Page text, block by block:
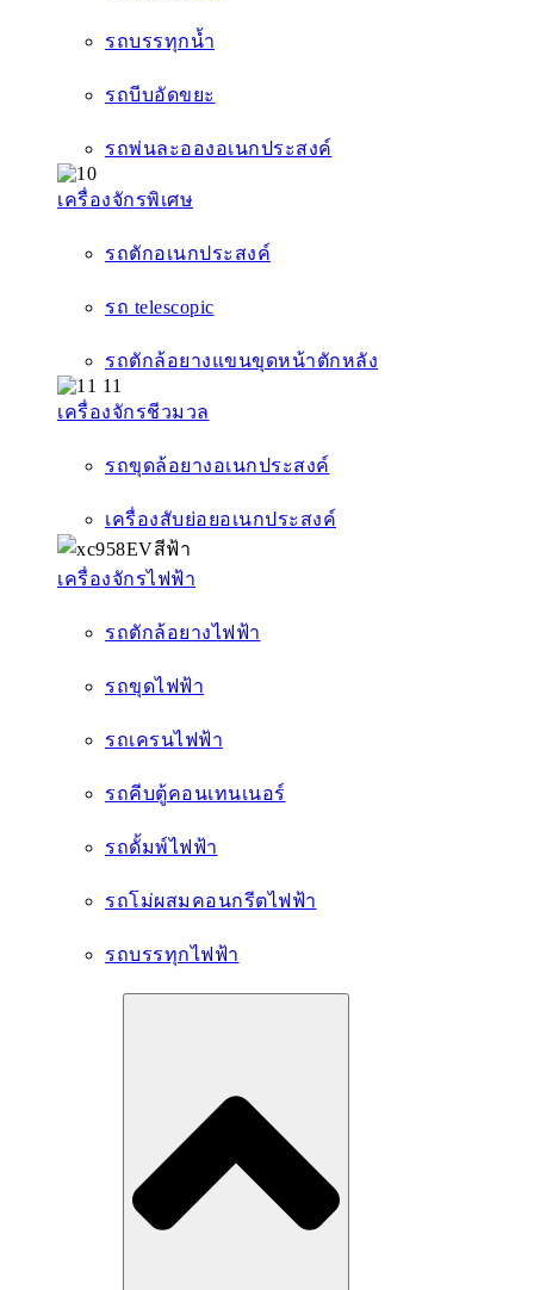
รถบรรทุกน้ำ
รถบีบอัดขยะ
รถพ่นละอองอเนกประสงค์
เครื่องจักรพิเศษ
รถตักอเนกประสงค์
รถ telescopic
รถตักล้อยางแขนขุดหน้าตักหลัง
เครื่องจักรชีวมวล
รถขุดล้อยางอเนกประสงค์
เครื่องสับย่อยอเนกประสงค์
เครื่องจักรไฟฟ้า
รถตักล้อยางไฟฟ้า
รถขุดไฟฟ้า
รถเครนไฟฟ้า
รถคีบตู้คอนเทนเนอร์
รถดั้มพ์ไฟฟ้า
รถโม่ผสมคอนกรีตไฟฟ้า
รถบรรทุกไฟฟ้า